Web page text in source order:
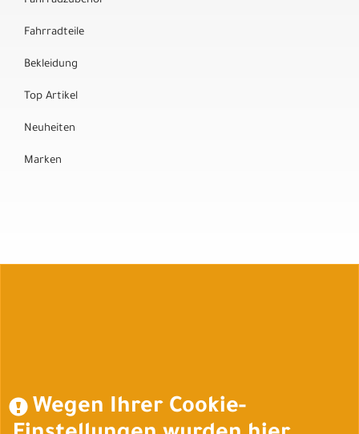
Fahrradteile
Bekleidung
Top Artikel
Neuheiten
Marken
Wegen Ihrer Cookie-